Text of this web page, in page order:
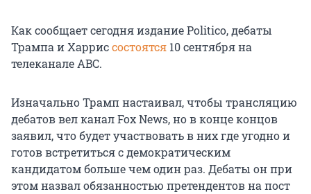
Как сообщает сегодня издание Politico, дебаты
Трампа и Харриссостоятся 10 сентября на
телеканале ABC.
Изначально Трамп настаивал, чтобы трансляцию
дебатов вел канал Fox News, но в конце концов
заявил, что будет участвовать в них где угодно и
готов встретиться с демократическим
кандидатом больше чем один раз. Дебаты он при
этом назвал обязанностью претендентов на пост